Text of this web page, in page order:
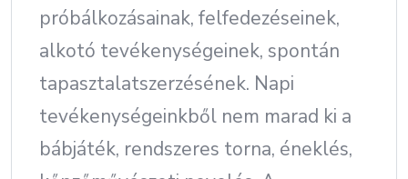
próbálkozásainak, felfedezéseinek,
alkotó tevékenységeinek, spontán
tapasztalatszerzésének. Napi
tevékenységeinkből nem marad ki a
bábjáték, rendszeres torna, éneklés,